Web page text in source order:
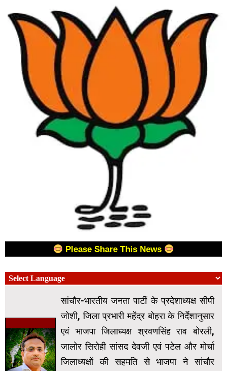
Please Share This News
सांचौर-भारतीय जनता पार्टी के प्रदेशाध्यक्ष सीपी
जोशी, जिला प्रभारी महेंद्र बोहरा के निर्देशानुसार
एवं भाजपा जिलाध्यक्ष श्रवणसिंह राव बोरली,
जालोर सिरोही सांसद देवजी एवं पटेल और मोर्चा
जिलाध्यक्षों की सहमति से भाजपा ने सांचौर